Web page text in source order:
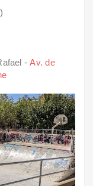
-Av. de